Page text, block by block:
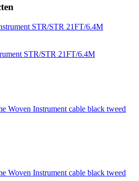
STR/STR 21FT/6.4M
Woven Instrument cable black tweed
Woven Instrument cable black tweed